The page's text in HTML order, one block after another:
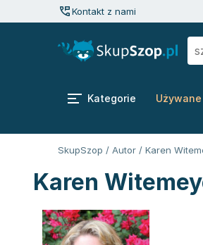
Kontakt z nami
Kategorie Używane
SkupSzop / Autor / Karen
Karen